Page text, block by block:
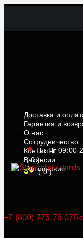
Доставка и
Гарантия и
О нас
Сотрудничество
Контакты
Вакансии
Автосервис
Пн-Пт 09:00-
(0)
(0)
+7 (800) 775-76-07